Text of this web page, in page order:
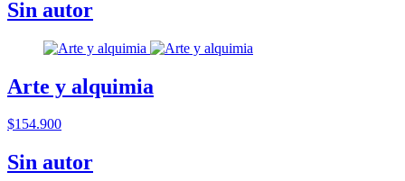
Sin autor
Arte y alquimia
$154.900
Sin autor